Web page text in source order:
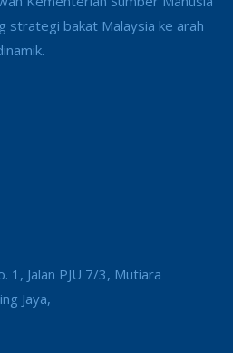
strategi bakat Malaysia ke arah
1, Jalan PJU 7/3, Mutiara
Jaya,